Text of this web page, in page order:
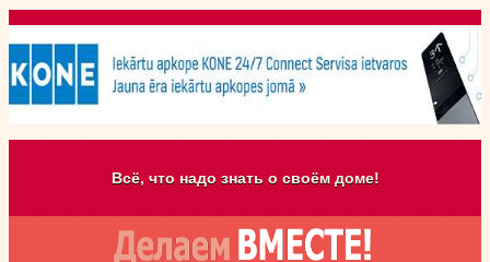
Всё, что надо знать о своём доме!